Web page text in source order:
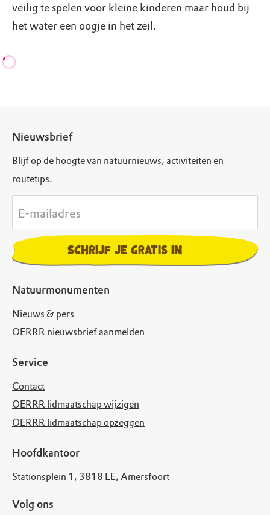
veilig te spelen voor kleine kinderen maar houd bij
het water een oogje in het zeil.
Natuurmonumenten
Nieuws & pers
OERRR nieuwsbrief aanmelden
Service
Contact
OERRR lidmaatschap wijzigen
OERRR lidmaatschap opzeggen
Hoofdkantoor
Stationsplein 1, 3818 LE, Amersfoort
Volg ons
Nieuwsbrief
Blijf op de hoogte van natuurnieuws, activiteiten en
routetips.
E-mailadres
Schrijf je gratis in